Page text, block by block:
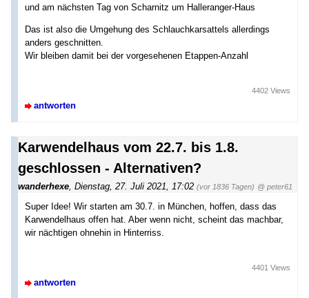
und am nächsten Tag von Scharnitz um Halleranger-Haus
Das ist also die Umgehung des Schlauchkarsattels allerdings
anders geschnitten.
Wir bleiben damit bei der vorgesehenen Etappen-Anzahl
antworten
4402 Views
Karwendelhaus vom 22.7. bis 1.8.
geschlossen - Alternativen?
wanderhexe Dienstag, 27. Juli 2021, 17:02 (vor 1836 Tagen) @ peter61
Super Idee! Wir starten am 30.7. in München, hoffen, dass das
Karwendelhaus offen hat. Aber wenn nicht, scheint das machbar,
wir nächtigen ohnehin in Hinterriss.
antworten
4401 Views